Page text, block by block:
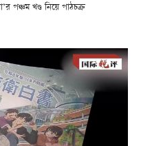
পঞ্চম খণ্ড নিয়ে পাঠচক্র